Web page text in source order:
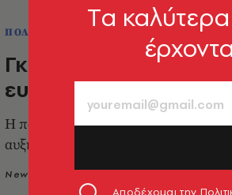
ΠΟΛΙΤΙΚΗ & ΟΙΚΟΝΟΜΙΑ
Γκίλφοϊλ: Η Μύκονος
ευκαιρίες για
Η παρουσία της πρέσβειρας στο
αυξημένα μέτρα ασφαλείας
Newsroom
Tα
Αποδέχομαι την